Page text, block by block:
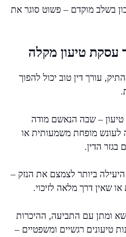
בשלב מוקדם – פשוט סוגר את
עסקת טיעון מקלה
עורך דין טוב יכול להפוך
– שבה הנאשם מודה
לעונש מופחת משמעותית או
בגזר הדין.
היעילה ביותר לצמצם את הנזק –
שאין דרך מלאה לזיכוי.
ומתן עם התביעה, ההיכרות
טיעונים רגשיים ומשפטיים –